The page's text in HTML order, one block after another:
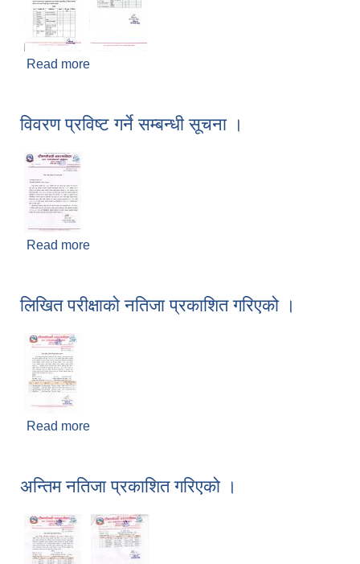
Read more
विवरण प्रविष्ट गर्ने सम्बन्धी सूचना ।
Read more
लिखित परीक्षाको नतिजा प्रकाशित गरिएको ।
Read more
अन्तिम नतिजा प्रकाशित गरिएको ।